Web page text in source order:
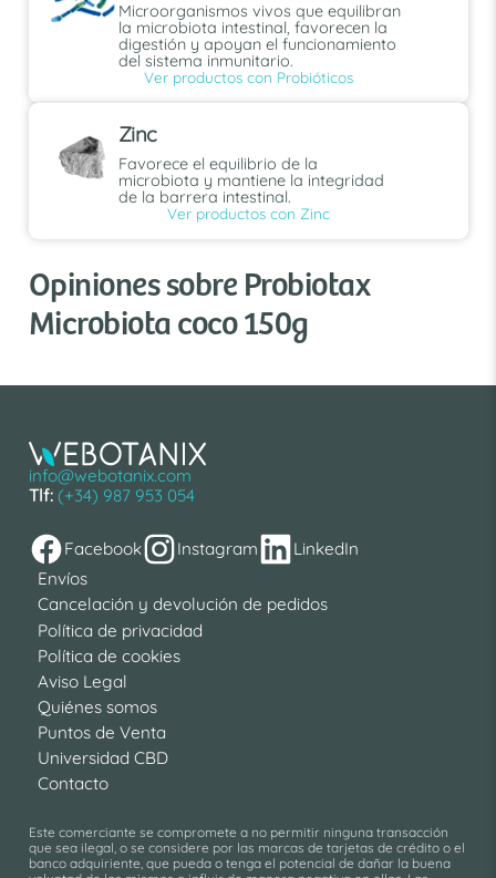
Microorganismos vivos que equilibran
la microbiota intestinal, favorecen la
digestión y apoyan el funcionamiento
del sistema inmunitario.
Ver productos con Probióticos
Zinc
Favorece el equilibrio de la
microbiota y mantiene la integridad
de la barrera intestinal.
Ver productos con Zinc
Opiniones sobre Probiotax
Microbiota coco 150g
info@webotanix.com
Tlf: (+34) 987 953 054
Facebook Instagram
LinkedIn
Envíos
Cancelación y devolución de pedidos
Política de privacidad
Política de cookies
Aviso Legal
Quiénes somos
Puntos de Venta
Universidad CBD
Contacto
Este comerciante se compromete a no permitir ninguna transacción
que sea ilegal, o se considere por las marcas de tarjetas de crédito o el
banco adquiriente, que pueda o tenga el potencial de dañar la buena